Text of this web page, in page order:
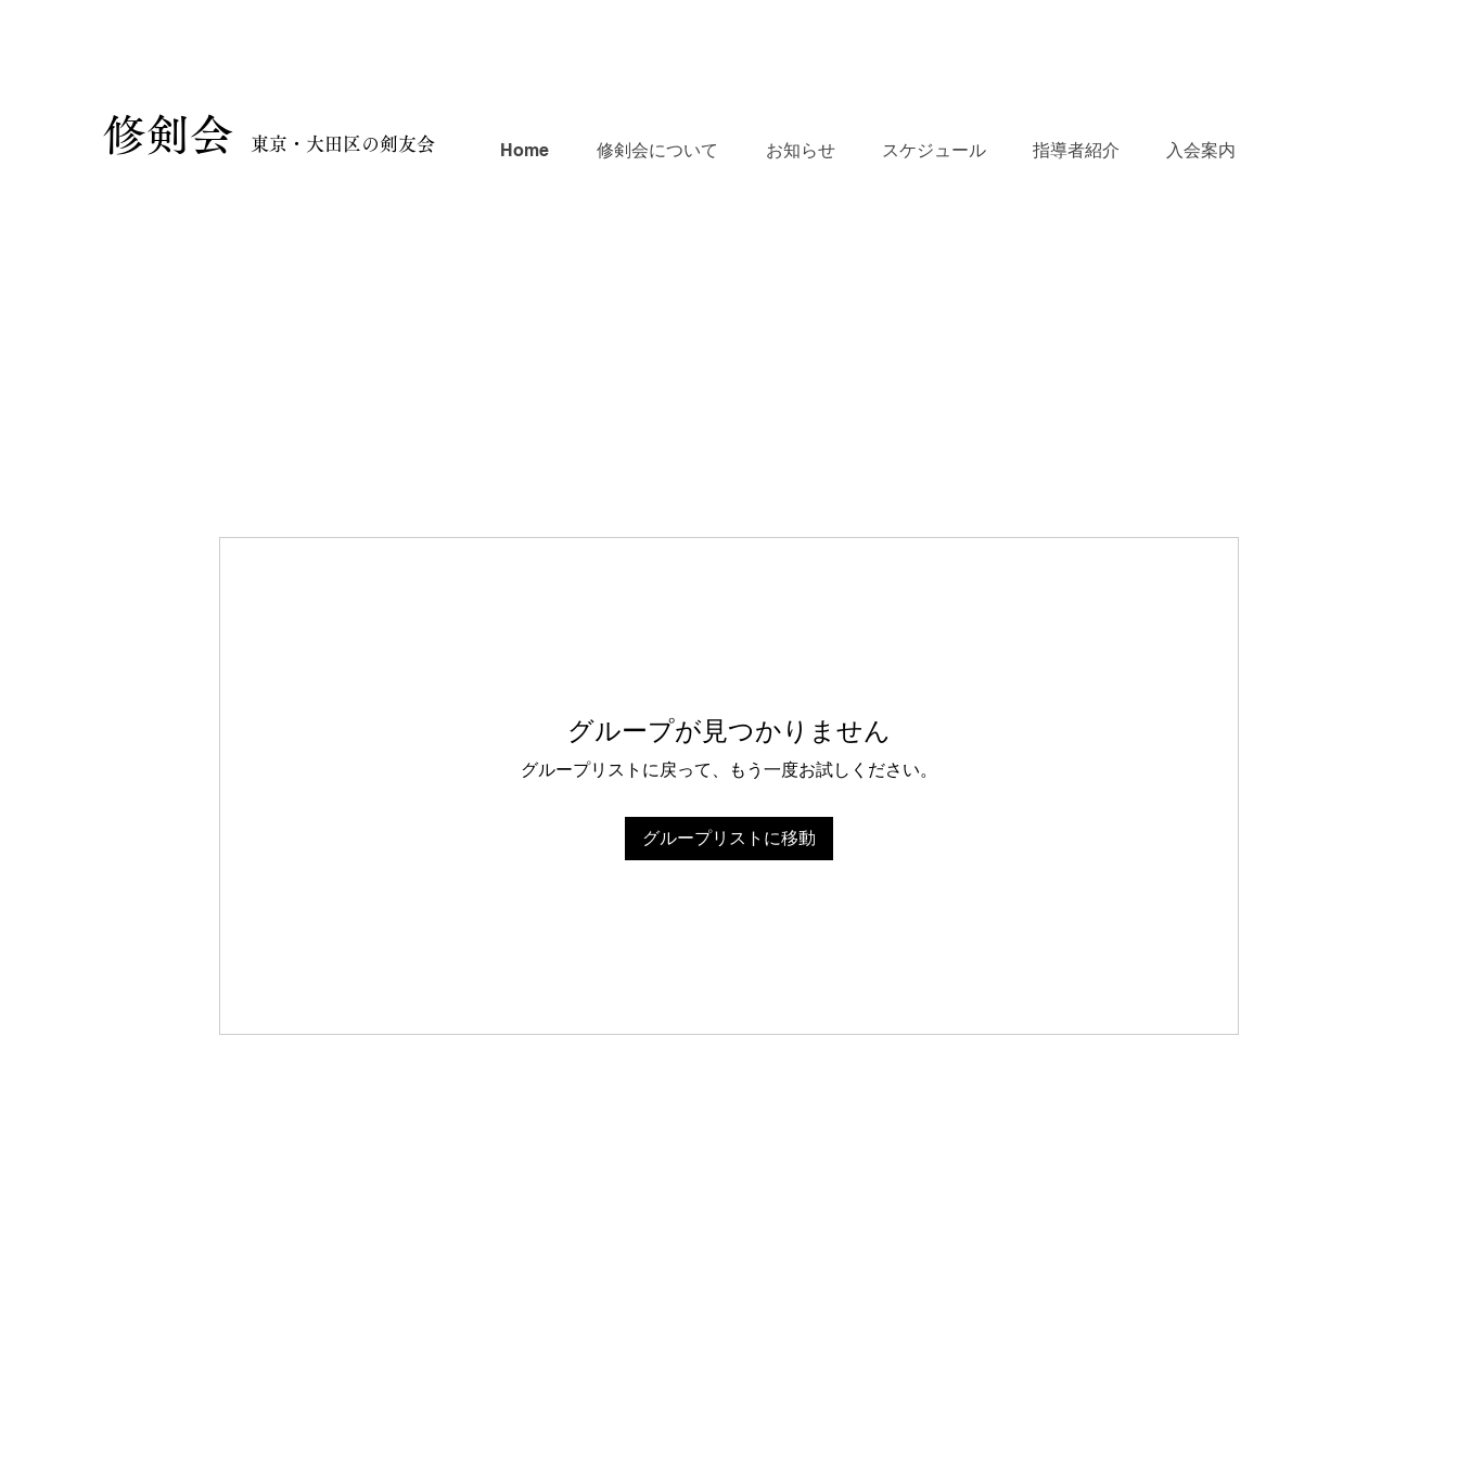
​修剣会 東京・大田区の剣友会 Home 修剣会について お知らせ スケジュール 指導者紹介 入会案内
グループが見つかりません
グループリストに戻って、もう一度お試しください。
グループリストに移動